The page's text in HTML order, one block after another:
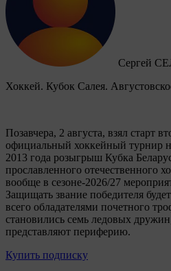
Сергей
Хоккей. Кубок Салея.
Позавчера, 2 августа, взял старт
официальный хоккейный турнир
2013 года розыгрыш Кубка
прославленного отечественного
вообще в сезоне-2026/27
Защищать звание победителя
всего обладателями почетного
становились семь ледовых
представляют периферию.
Купить подписку